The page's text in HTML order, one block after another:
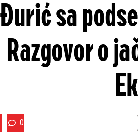
Đurić sa
Razgovor o
0